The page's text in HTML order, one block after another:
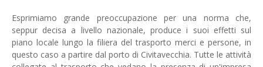
Esprimiamo grande preoccupazione per una norma che,
seppur decisa a livello nazionale, produce i suoi effetti sul
piano locale lungo la filiera del trasporto merci e persone, in
questo caso a partire dal porto di Civitavecchia. Tutte le attività